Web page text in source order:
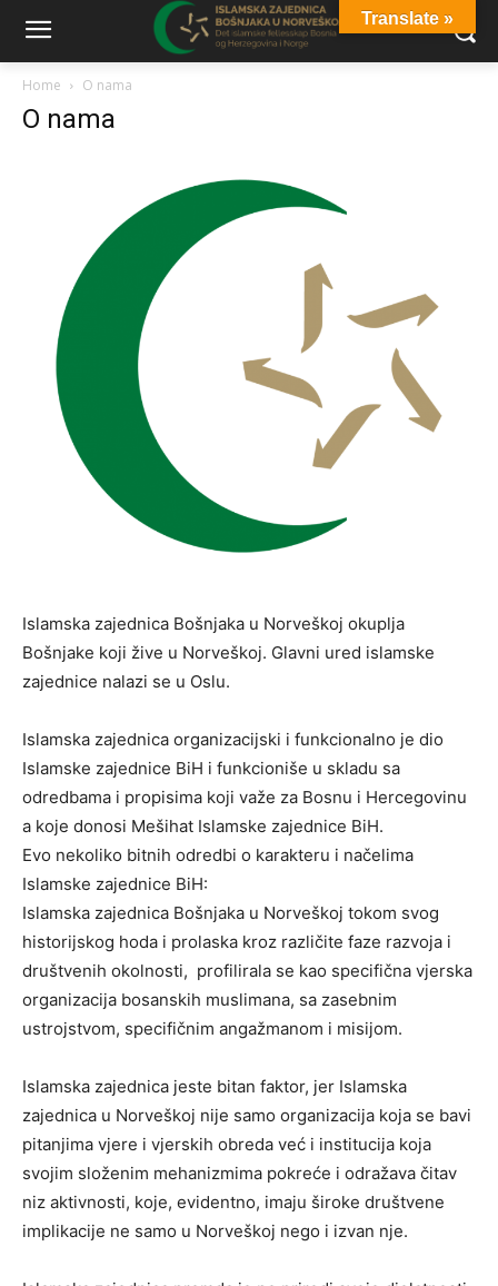
Home O nama
O nama
Islamska zajednica Bošnjaka u Norveškoj okuplja
Bošnjake koji žive u Norveškoj. Glavni ured islamske
zajednice nalazi se u Oslu.
Islamska zajednica organizacijski i funkcionalno je dio
Islamske zajednice BiH i funkcioniše u skladu sa
odredbama i propisima koji važe za Bosnu i Hercegovinu
a koje donosi Mešihat Islamske zajednice BiH.
Evo nekoliko bitnih odredbi o karakteru i načelima
Islamske zajednice BiH:
Islamska zajednica Bošnjaka u Norveškoj tokom svog
historijskog hoda i prolaska kroz različite faze razvoja i
društvenih okolnosti, profilirala se kao specifična vjerska
organizacija bosanskih muslimana, sa zasebnim
ustrojstvom, specifičnim angažmanom i misijom.
Islamska zajednica jeste bitan faktor, jer Islamska
zajednica u Norveškoj nije samo organizacija koja se bavi
pitanjima vjere i vjerskih obreda već i institucija koja
svojim složenim mehanizmima pokreće i odražava čitav
niz aktivnosti, koje, evidentno, imaju široke društvene
implikacije ne samo u Norveškoj nego i izvan nje.
Translate »